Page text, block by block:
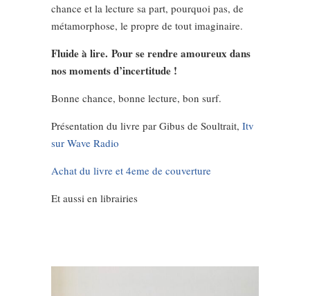
chance et la lecture sa part, pourquoi pas, de
métamorphose, le propre de tout imaginaire.
Fluide à lire. Pour se rendre amoureux dans
nos moments d’incertitude !
Bonne chance, bonne lecture, bon surf.
Présentation du livre par Gibus de Soultrait, Itv
sur Wave Radio
Achat du livre et 4eme de couverture
Et aussi en librairies